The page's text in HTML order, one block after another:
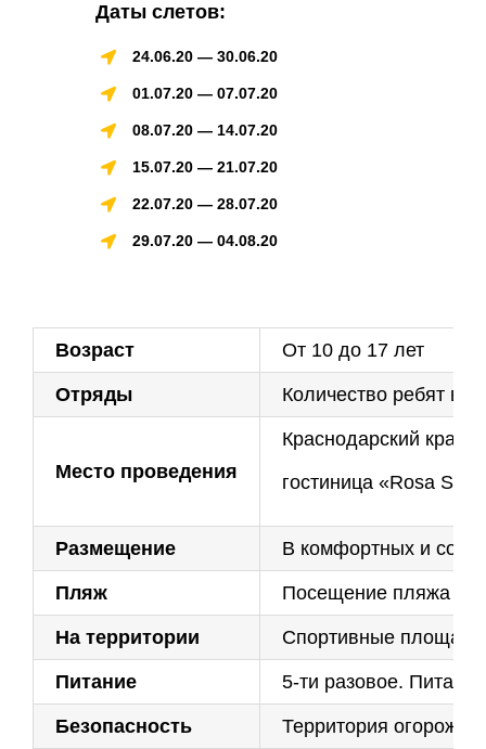
Даты слетов:
24.06.20 — 30.06.20
01.07.20 — 07.07.20
08.07.20 — 14.07.20
15.07.20 — 21.07.20
22.07.20 — 28.07.20
29.07.20 — 04.08.20
Возраст От 10 до 17 лет
Отряды Количество ребят в
Место проведения
Краснодарский край,
гостиница «Rosa Ski
Размещение В комфортных и
Пляж Посещение пляжа
На территории Спортивные
Питание 5-ти разовое.
Безопасность Территория